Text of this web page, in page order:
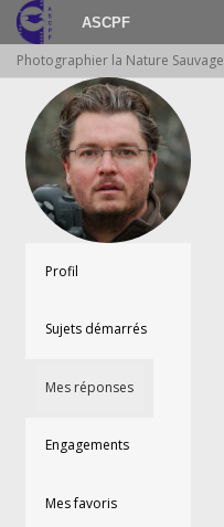
ASCPF
Photographier la Nature Sauvage
Profil
Sujets démarrés
Mes réponses
Engagements
Mes favoris